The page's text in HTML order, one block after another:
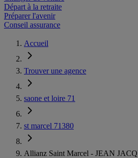
Départ à la retraite
Préparer l'avenir
Conseil assurance
Accueil
Trouver une agence
saone et loire 71
st marcel 71380
Allianz Saint Marcel - JEAN